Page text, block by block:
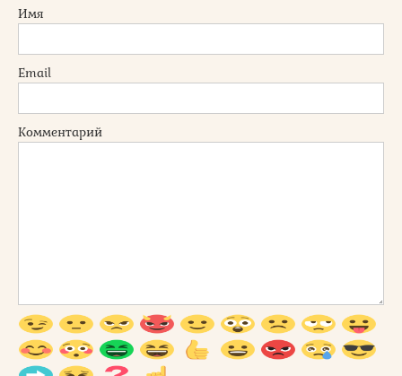
Имя
Email
Комментарий